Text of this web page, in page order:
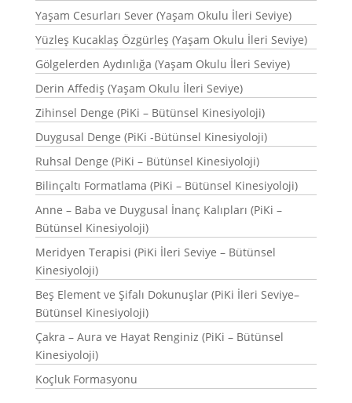
Yaşam Cesurları Sever (Yaşam Okulu İleri Seviye)
Yüzleş Kucaklaş Özgürleş (Yaşam Okulu İleri Seviye)
Gölgelerden Aydınlığa (Yaşam Okulu İleri Seviye)
Derin Affediş (Yaşam Okulu İleri Seviye)
Zihinsel Denge (PiKi – Bütünsel Kinesiyoloji)
Duygusal Denge (PiKi -Bütünsel Kinesiyoloji)
Ruhsal Denge (PiKi – Bütünsel Kinesiyoloji)
Bilinçaltı Formatlama (PiKi – Bütünsel Kinesiyoloji)
Anne – Baba ve Duygusal İnanç Kalıpları (PiKi –
Bütünsel Kinesiyoloji)
Meridyen Terapisi (PiKi İleri Seviye – Bütünsel
Kinesiyoloji)
Beş Element ve Şifalı Dokunuşlar (PiKi İleri Seviye–
Bütünsel Kinesiyoloji)
Çakra – Aura ve Hayat Renginiz (PiKi – Bütünsel
Kinesiyoloji)
Koçluk Formasyonu